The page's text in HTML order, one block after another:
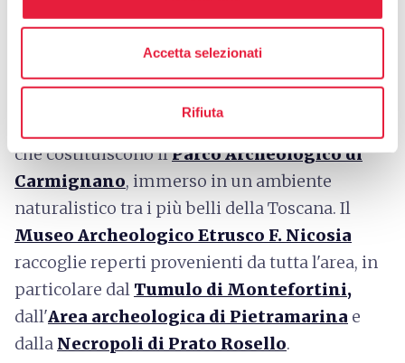
Accetta selezionati
Rifiuta
fondazione è attribuita alla contessaMatilde
che costituiscono ilParco Archeologico di
Carmignano, immerso in un ambiente
naturalistico tra i più belli della Toscana. Il
Museo Archeologico Etrusco F. Nicosia
raccoglie reperti provenienti da tutta l'area, in
particolare dal Tumulo di Montefortini,
dall'Area archeologica di Pietramarina e
dalla Necropoli di Prato Rosello.